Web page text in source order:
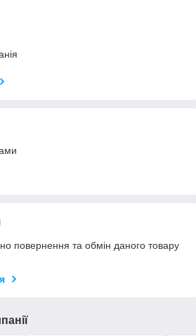
повернення та обмін даного товару